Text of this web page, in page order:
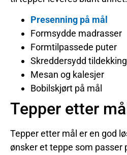
Presenning på mål
Formsydde madrasser
Formtilpassede puter
Skreddersydd tildekking
Mesan og kalesjer
Bobilskjørt på mål
Tepper etter
Tepper etter mål er en god
ønsker et teppe som passer